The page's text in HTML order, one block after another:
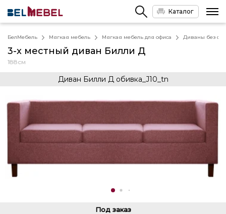
Каталог
БелМебель Мягкая мебель Мягкая мебель для офиса Диваны без
3-х местный диван Билли Д
188см
Диван Билли Д обивка_J10_tn
Под заказ